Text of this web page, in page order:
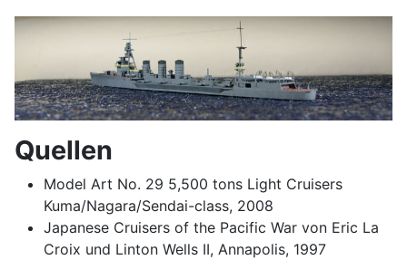
Quellen
Model Art No. 29 5,500 tons Light Cruisers
Kuma/Nagara/Sendai-class, 2008
Japanese Cruisers of the Pacific War von Eric La
Croix und Linton Wells II, Annapolis, 1997